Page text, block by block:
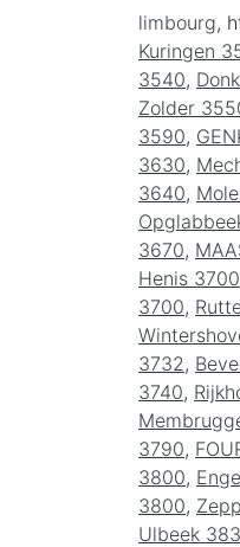
limbourg,
Kuringen
3540,
Zolder
3590,
3630,
3640,
3670,
Henis 3700
3700,
3732 ,
3740,
3790,
3800,
3800,
Ulbeek